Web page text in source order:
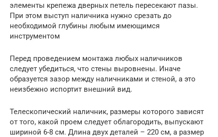
элементы крепежа дверных петель пересекают пазы.
При этом выступ наличника нужно срезать до
необходимой глубины любым имеющимся
инструментом
Перед проведением монтажа любых наличников
следует убедиться, что стены выровнены. Иначе
образуется зазор между наличниками и стеной, а это
неизбежно испортит внешний вид.
Телескопический наличник, размеры которого зависят
от того, какой проем следует облагородить, выпускают
шириной 6-8 см. Длина двух деталей – 220 см, а размер